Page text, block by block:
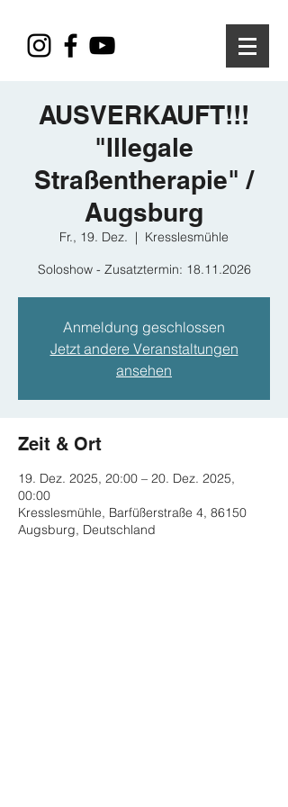
AUSVERKAUFT!!!
"Illegale
Straßentherapie" /
Augsburg
Fr., 19. Dez.
  |
Kresslesmühle
Soloshow - Zusatztermin: 18.11.2026
Anmeldung geschlossen
Jetzt andere Veranstaltungen
ansehen
Zeit & Ort
19. Dez. 2025, 20:00 – 20. Dez. 2025,
00:00
Kresslesmühle, Barfüßerstraße 4, 86150
Augsburg, Deutschland